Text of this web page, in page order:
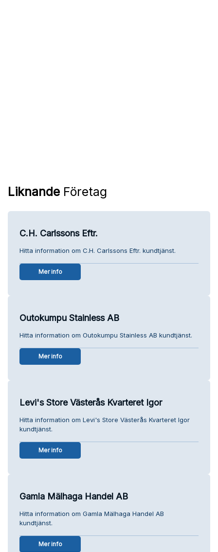
Liknande Företag
C.H. Carlssons Eftr.
Hitta information om C.H. Carlssons Eftr. kundtjänst.
Mer info
Outokumpu Stainless AB
Hitta information om Outokumpu Stainless AB kundtjänst.
Mer info
Levi's Store Västerås Kvarteret Igor
Hitta information om Levi's Store Västerås Kvarteret Igor
kundtjänst.
Mer info
Gamla Mälhaga Handel AB
Hitta information om Gamla Mälhaga Handel AB
kundtjänst.
Mer info